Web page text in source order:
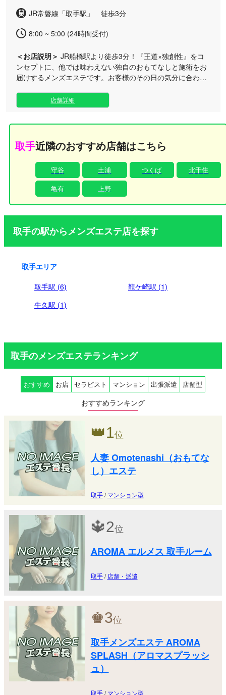
JR常磐線「取手駅」 徒歩3分
8:00 ~ 5:00 (24時間受付)
＜お店説明＞ JR船橋駅より徒歩3分！『王道×独創性』をコ
ンセプトに、他では味わえない独自のおもてなしと施術をお
届けするメンズエステです。お客様のその日の気分に合わ
お客様が心からくつろげる居心地の良いプライベート空間作
りにこだわっております。 在籍するセラピストは、明るい笑
ラピストが揃っておりますので、ご来店のたびに新鮮な癒し
をお楽しみいただけます。 容姿の美しさはもちろんのこと、
礼儀作法や細やかな気配り、そして心を込めたサービスに至
るまで、妥協のないクオリティを追求しております。何度で
も足を運びたくなるような、常にお客様第一の姿勢を大切に
しております。 「想像よりも近い」と感じていただける絶妙
な距離感で、心身ともに満たされる至上のリラクゼーション
をご提供いたします。当店ならではの革新的な癒しを、ぜひ
ご堪能くださいませ。
店舗詳細
取手近隣のおすすめ店舗はこちら
守谷 土浦 つくば
北千住
亀有
上野
取手の駅からメンズエステ店を探す
取手エリア
取手駅 (6)
龍ケ崎駅 (1)
牛久駅 (1)
取手のメンズエステランキング
おすすめ お店 セラピスト マンション 出張派遣 店舗型
おすすめランキング
👑1位
人妻 Omotenashi（おもてな
し）エステ
取手/マンション型
🔱2位
AROMA エルメス 取手ルーム
取手/ 店舗・派遣
♚3位
取手メンズエステ AROMA
SPLASH（アロマスプラッシ
ュ）
取手/マンション型